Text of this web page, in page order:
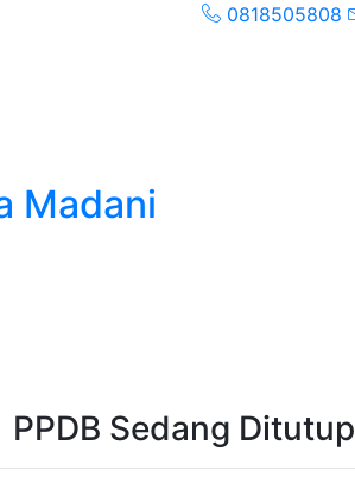
0818505808
Madani
PPDB Sedang Ditutup